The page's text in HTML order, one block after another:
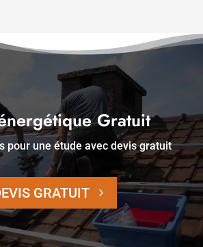
Gratuit
pour une étude avec devis gratuit
GRATUIT